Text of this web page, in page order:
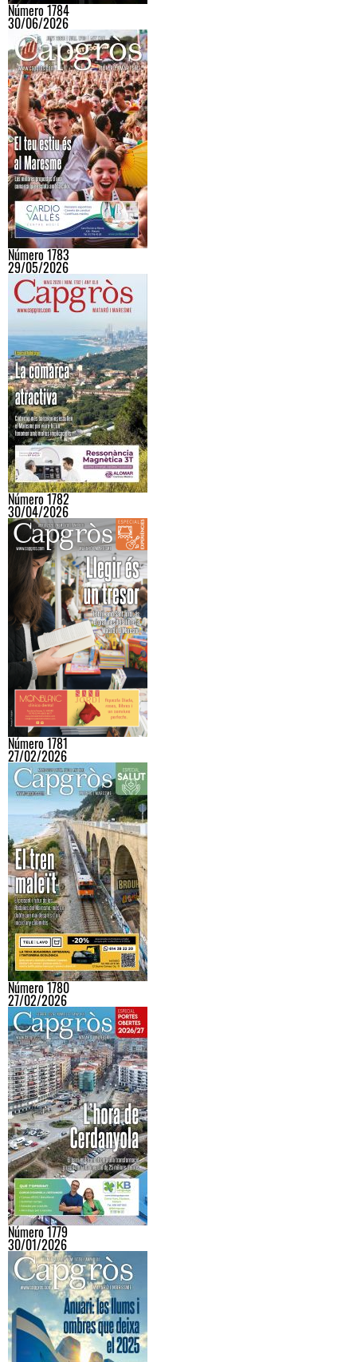
Número 1784
30/06/2026
Número 1783
29/05/2026
Número 1782
30/04/2026
Número 1781
27/02/2026
Número 1780
27/02/2026
Número 1779
30/01/2026